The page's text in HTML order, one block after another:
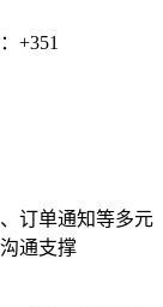
+351
订单通知等多元
通支撑